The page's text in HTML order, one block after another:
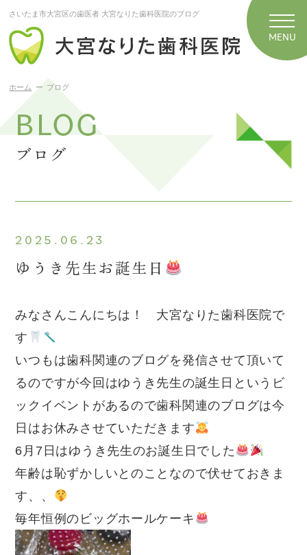
さいたま市大宮区の歯医者 大宮なりた歯科医院のブログ
ホーム ブログ
BLOG
ブログ
2025.06.23
ゆうき先生お誕生日
みなさんこんにちは！ 大宮なりた歯科医院で
す
いつもは歯科関連のブログを発信させて頂いて
るのですが今回はゆうき先生の誕生日というビ
ックイベントがあるので歯科関連のブログは今
日はお休みさせていただきます
6月7日はゆうき先生のお誕生日でした
年齢は恥ずかしいとのことなので伏せておきま
す、、
毎年恒例のビッグホールケーキ